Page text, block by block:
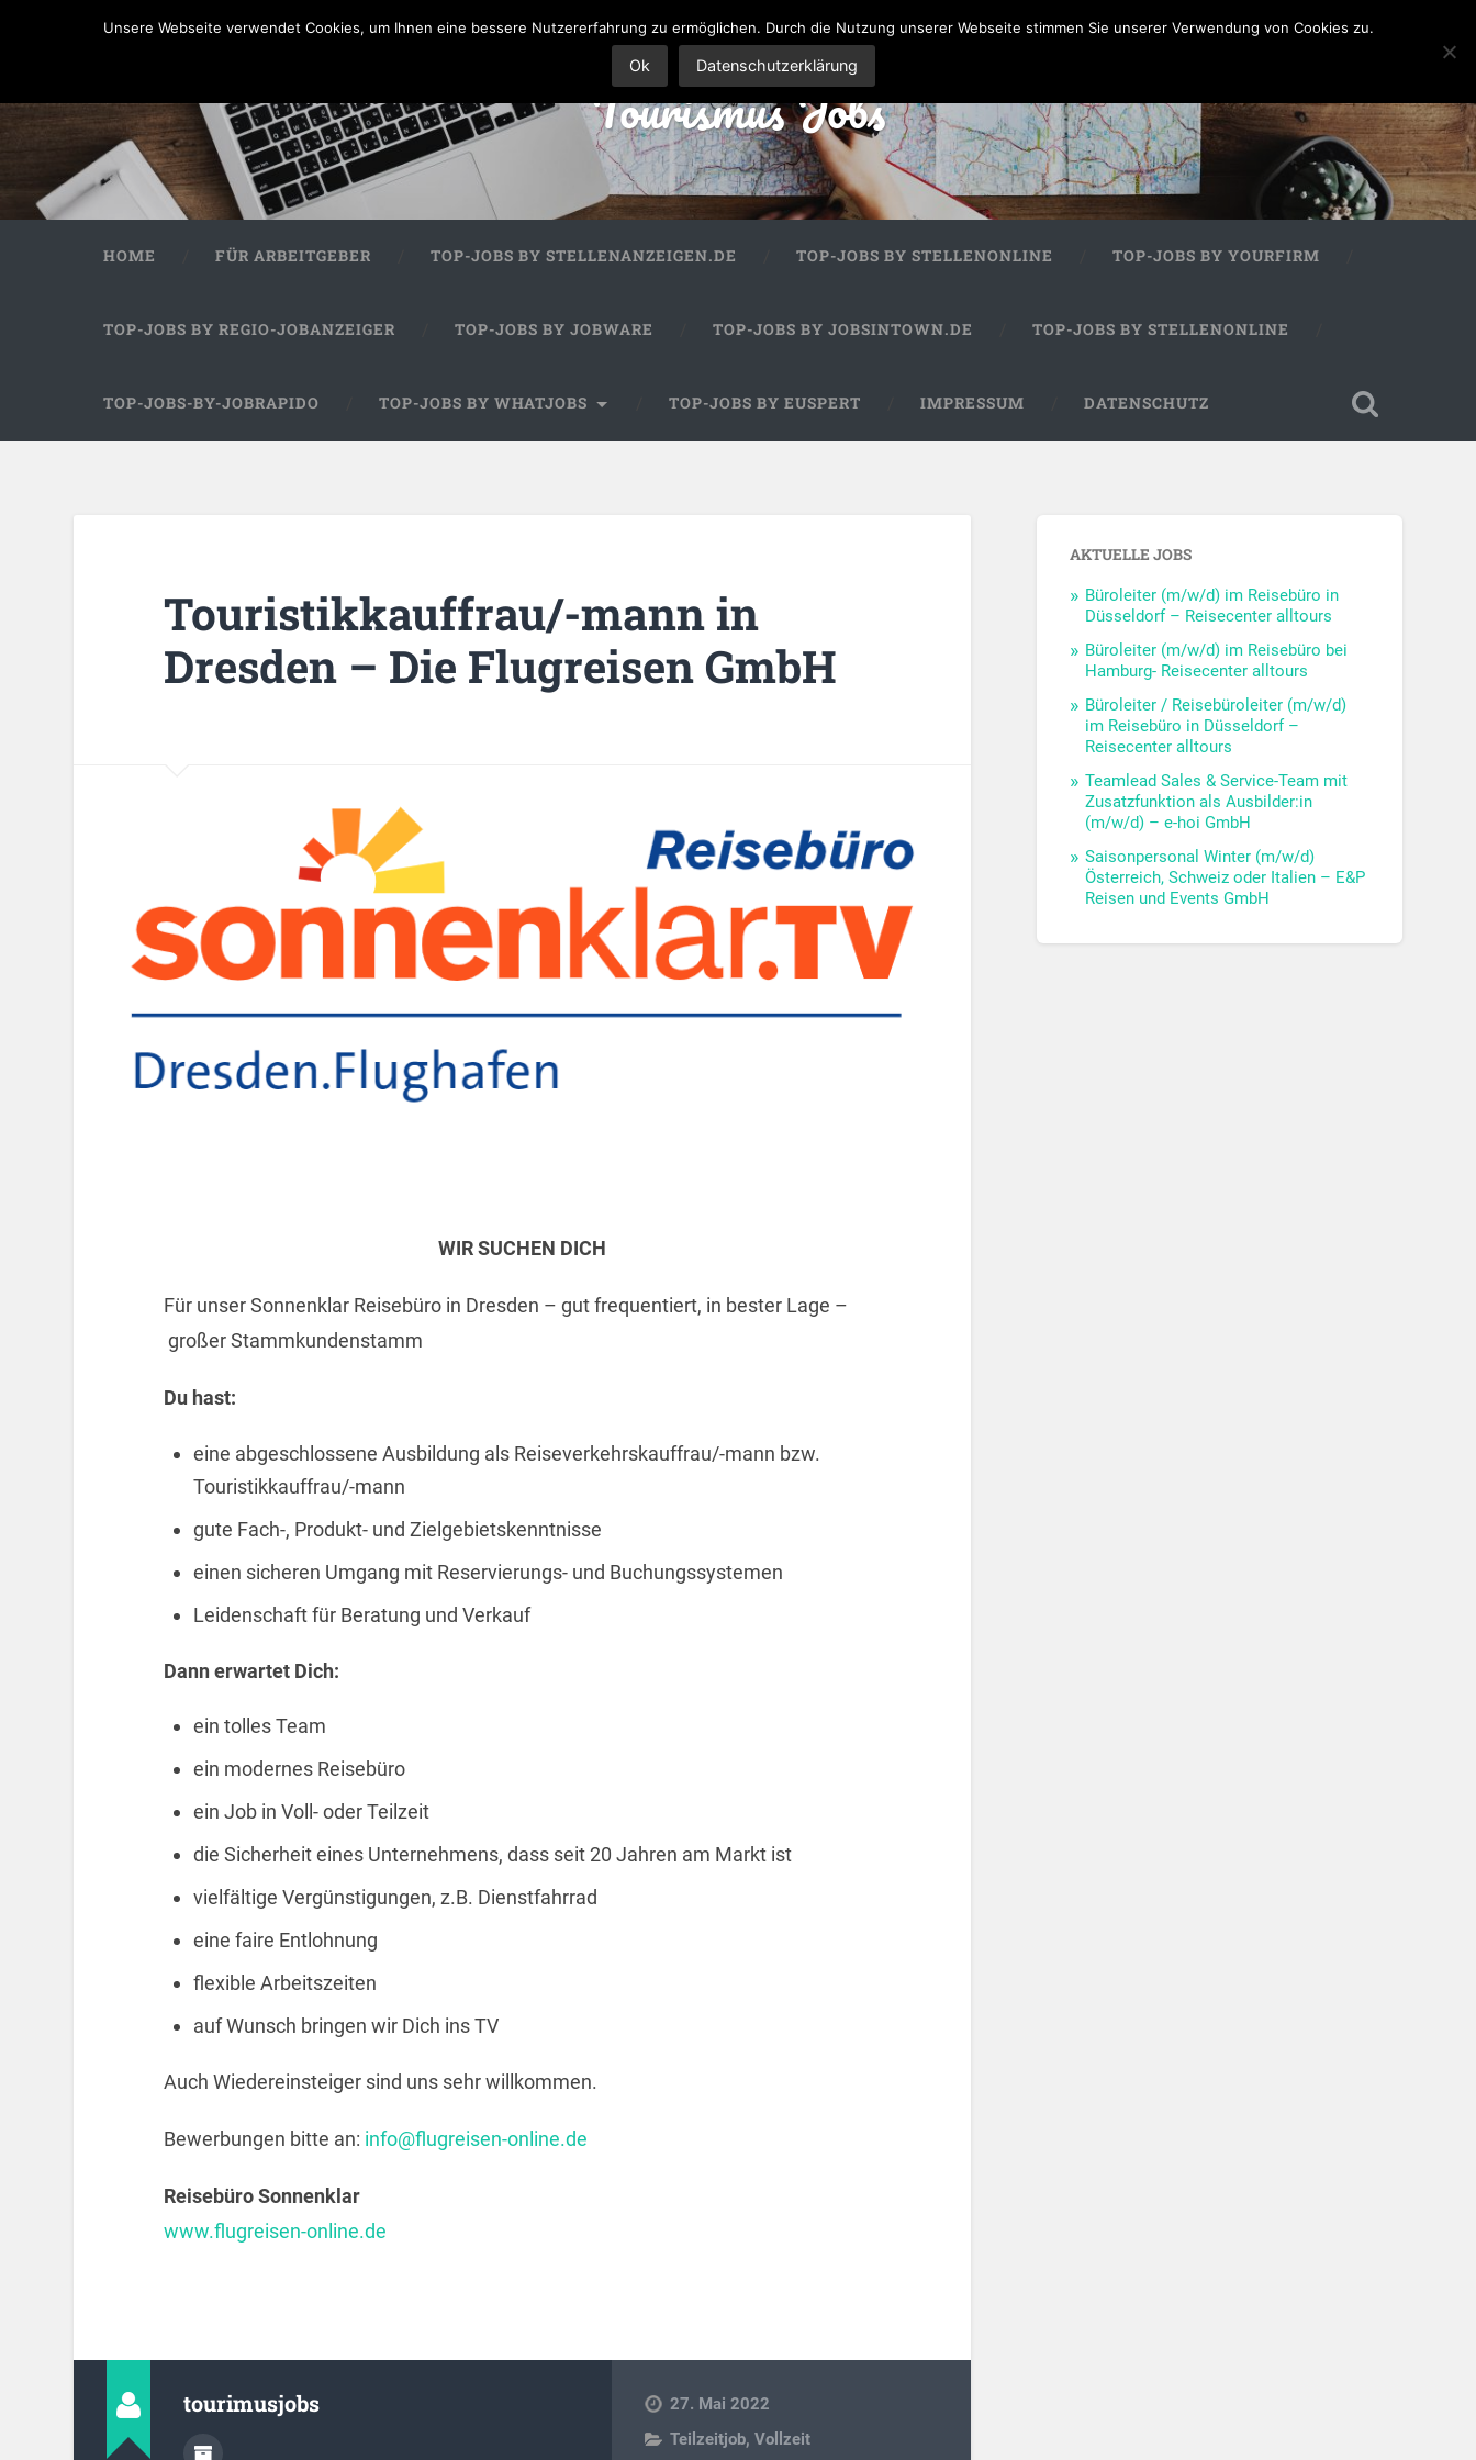
Tourismus Jobs
HOME FÜR ARBEITGEBER TOP-JOBS BY STELLENANZEIGEN.DE TOP-JOBS BY STELLENONLINE TOP-JOBS BY YOURFIRM
TOP-JOBS BY REGIO-JOBANZEIGER TOP-JOBS BY JOBWARE TOP-JOBS BY JOBSINTOWN.DE TOP-JOBS BY STELLENONLINE
TOP-JOBS-BY-JOBRAPIDO TOP-JOBS BY WHATJOBS TOP-JOBS BY EUSPERT IMPRESSUM DATENSCHUTZ
Touristikkauffrau/-mann in
Dresden – Die Flugreisen GmbH
WIR SUCHEN DICH
Für unser Sonnenklar Reisebüro in Dresden – gut frequentiert, in bester Lage –
großer Stammkundenstamm
Du hast:
eine abgeschlossene Ausbildung als Reiseverkehrskauffrau/-mann bzw.
Touristikkauffrau/-mann
gute Fach-, Produkt- und Zielgebietskenntnisse
einen sicheren Umgang mit Reservierungs- und Buchungssystemen
Leidenschaft für Beratung und Verkauf
Dann erwartet Dich:
ein tolles Team
ein modernes Reisebüro
ein Job in Voll- oder Teilzeit
die Sicherheit eines Unternehmens, dass seit 20 Jahren am Markt ist
vielfältige Vergünstigungen, z.B. Dienstfahrrad
eine faire Entlohnung
flexible Arbeitszeiten
auf Wunsch bringen wir Dich ins TV
Auch Wiedereinsteiger sind uns sehr willkommen.
Bewerbungen bitte an: info@flugreisen-online.de
Reisebüro Sonnenklar
www.flugreisen-online.de
tourimusjobs
27. Mai 2022
Teilzeitjob,Vollzeit
AKTUELLE JOBS
Büroleiter (m/w/d) im Reisebüro in
Düsseldorf – Reisecenter alltours
Büroleiter (m/w/d) im Reisebüro bei
Hamburg- Reisecenter alltours
Büroleiter / Reisebüroleiter (m/w/d)
im Reisebüro in Düsseldorf –
Reisecenter alltours
Teamlead Sales & Service-Team mit
Zusatzfunktion als Ausbilder:in
(m/w/d) – e-hoi GmbH
Saisonpersonal Winter (m/w/d)
Österreich, Schweiz oder Italien – E&P
Reisen und Events GmbH
Unsere Webseite verwendet Cookies, um Ihnen eine bessere Nutzererfahrung zu ermöglichen. Durch die Nutzung unserer Webseite stimmen Sie unserer Verwendung von Cookies zu.
Ok Datenschutzerklärung